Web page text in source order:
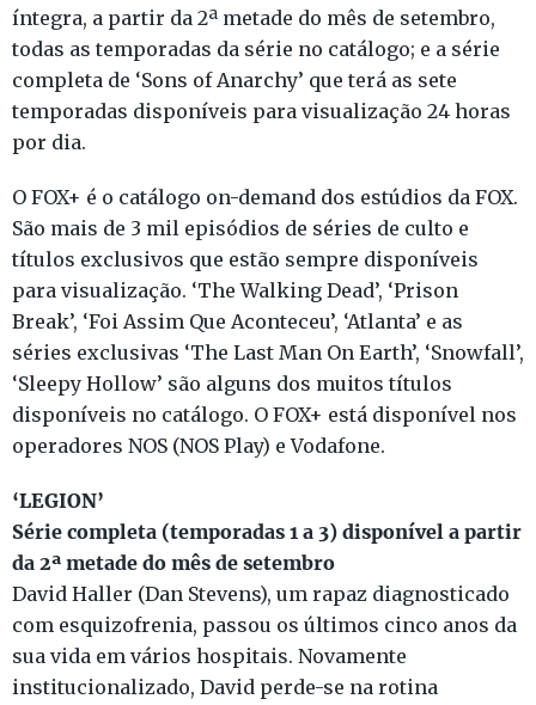
íntegra, a partir da 2ª metade do mês de setembro,
todas as temporadas da série no catálogo; e a série
completa de ‘Sons of Anarchy’ que terá as sete
temporadas disponíveis para visualização 24 horas
por dia.
O FOX+ é o catálogo on-demand dos estúdios da FOX.
São mais de 3 mil episódios de séries de culto e
títulos exclusivos que estão sempre disponíveis
para visualização. ‘The Walking Dead’, ‘Prison
Break’, ‘Foi Assim Que Aconteceu’, ‘Atlanta’ e as
séries exclusivas ‘The Last Man On Earth’, ‘Snowfall’,
‘Sleepy Hollow’ são alguns dos muitos títulos
disponíveis no catálogo. O FOX+ está disponível nos
operadores NOS (NOS Play) e Vodafone.
‘LEGION’
Série completa (temporadas 1 a 3) disponível a partir
da 2ª metade do mês de setembro
David Haller (Dan Stevens), um rapaz diagnosticado
com esquizofrenia, passou os últimos cinco anos da
sua vida em vários hospitais. Novamente
institucionalizado, David perde-se na rotina